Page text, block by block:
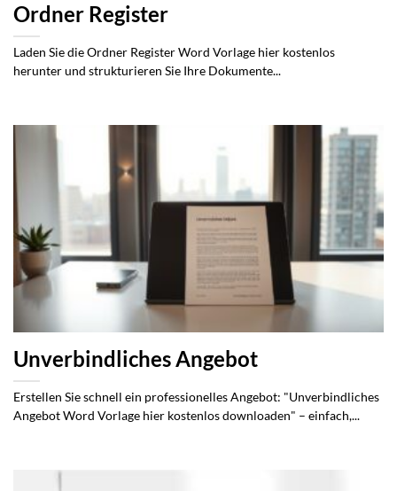
Ordner Register
Laden Sie die Ordner Register Word Vorlage hier kostenlos
herunter und strukturieren Sie Ihre Dokumente...
Unverbindliches Angebot
Erstellen Sie schnell ein professionelles Angebot: "Unverbindliches
Angebot Word Vorlage hier kostenlos downloaden" – einfach,...